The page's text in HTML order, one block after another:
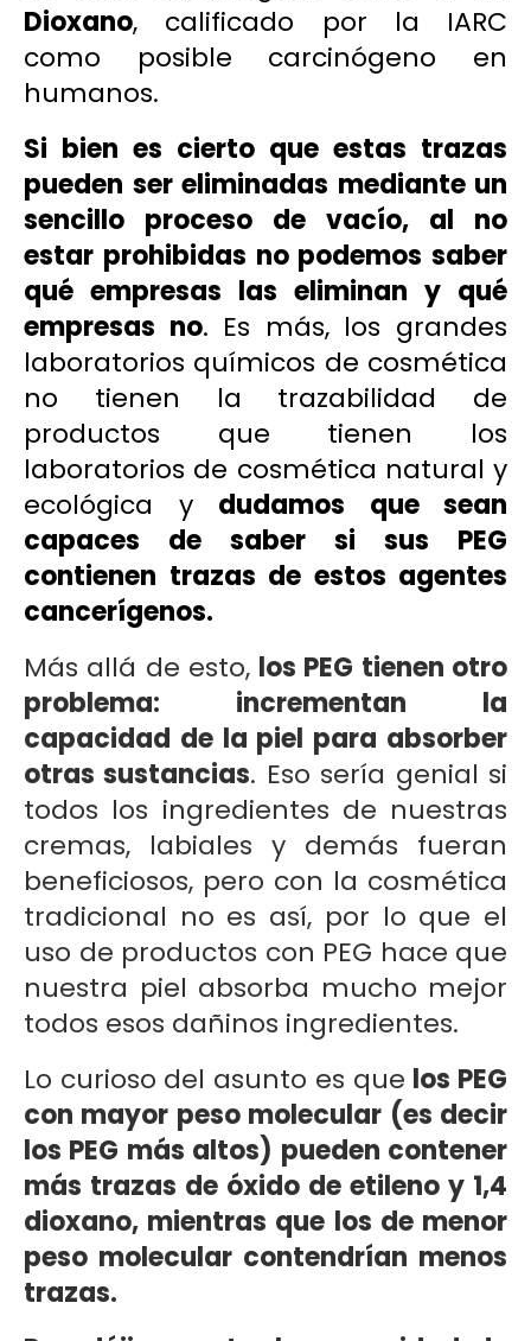
Dioxano, calificado por la IARC
como posible carcinógeno en
humanos.
Si bien es cierto que estas trazas
pueden ser eliminadas mediante un
sencillo proceso de vacío, al no
estar prohibidas no podemos saber
qué empresas las eliminan y qué
empresas no. Es más, los grandes
laboratorios químicos de cosmética
no tienen la trazabilidad de
productos que tienen los
laboratorios de cosmética natural y
ecológica y dudamos que sean
capaces de saber si sus PEG
contienen trazas de estos agentes
cancerígenos.
Más allá de esto, los PEG tienen otro
problema: incrementan la
capacidad de la piel para absorber
otras sustancias. Eso sería genial si
todos los ingredientes de nuestras
cremas, labiales y demás fueran
beneficiosos, pero con la cosmética
tradicional no es así, por lo que el
uso de productos con PEG hace que
nuestra piel absorba mucho mejor
todos esos dañinos ingredientes.
Lo curioso del asunto es que los PEG
con mayor peso molecular (es decir
los PEG más altos) pueden contener
más trazas de óxido de etileno y 1,4
dioxano, mientras que los de menor
peso molecular contendrían menos
trazas.